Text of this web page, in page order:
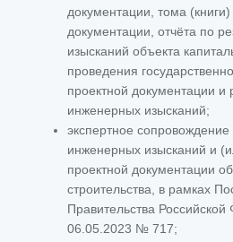
документации, тома (книги)
документации, отчёта по
изысканий объекта
проведения
проектной документации и
инженерных изысканий;
экспертное сопровождение
инженерных изысканий и
проектной документации
строительства, в рамках
Правительства
06.05.2023 № 717;